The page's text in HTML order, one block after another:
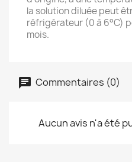
la solution diluée peut
réfrigérateur (0 à 6°C)
mois.
Commentaires (0)
Aucun avis n'a été